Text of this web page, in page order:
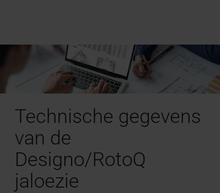
Technische gegevens
van de
Designo/RotoQ
jaloezie